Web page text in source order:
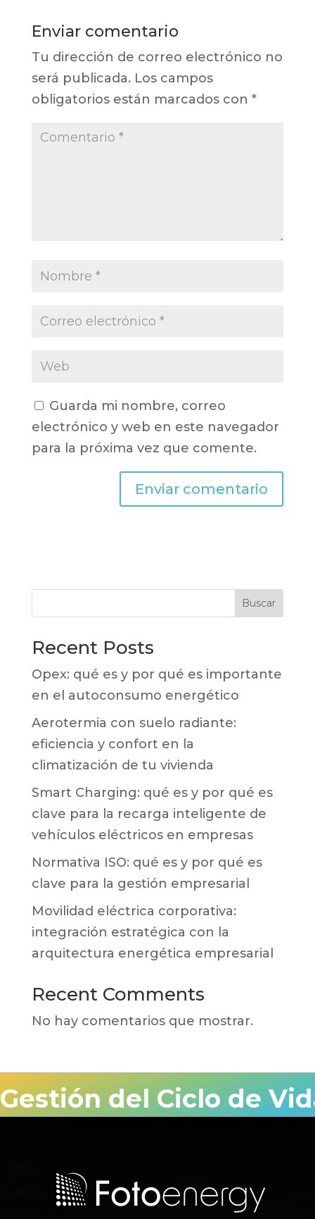
Enviar comentario
Tu dirección de correo electrónico no
será publicada. Los campos
obligatorios están marcados con *
Guarda mi nombre, correo
electrónico y web en este navegador
para la próxima vez que comente.
Buscar
Recent Posts
Opex: qué es y por qué es importante
en el autoconsumo energético
Aerotermia con suelo radiante:
eficiencia y confort en la
climatización de tu vivienda
Smart Charging: qué es y por qué es
clave para la recarga inteligente de
vehículos eléctricos en empresas
Normativa ISO: qué es y por qué es
clave para la gestión empresarial
Movilidad eléctrica corporativa:
integración estratégica con la
arquitectura energética empresarial
Recent Comments
No hay comentarios que mostrar.
Gestión del Ciclo de